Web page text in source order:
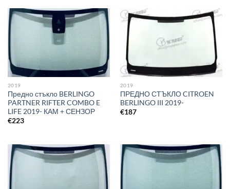
2019
Предно стъкло BERLINGO
PARTNER RIFTER COMBO E
LIFE 2019- КАМ + СЕНЗОР
€223
2019
ПРЕДНО СТЪКЛО CITROEN
BERLINGO III 2019-
€187